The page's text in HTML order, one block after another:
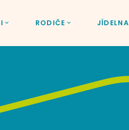
RODIČE JÍDELNA